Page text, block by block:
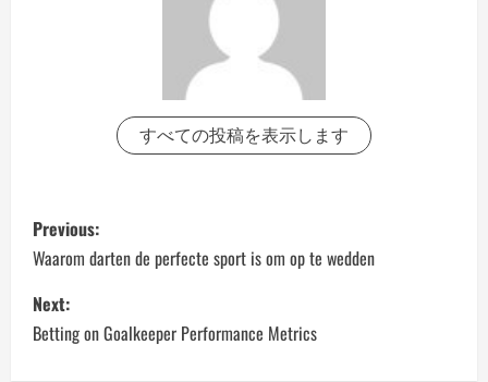
すべての投稿を表示します
P
o
s
t
Previous:
Waarom darten de perfecte sport is om op te wedden
Next:
Betting on Goalkeeper Performance Metrics